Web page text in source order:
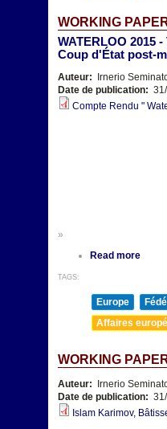
WORKING
WATERLOO 2015
Coup d'État post-
Auteur:
Irnerio
Date de publication:
Compte Rendu "
»
Read more
TAGS:
Europe
Affaires
WORKING
Auteur:
Irnerio
Date de publication:
Islam Karimov,